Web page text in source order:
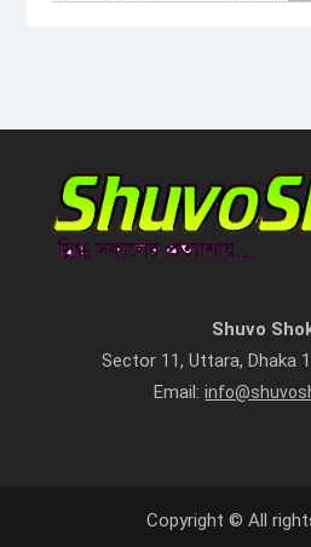
Shuvo
Sector 11, Uttara, Dhaka
Email:
Copyright © All